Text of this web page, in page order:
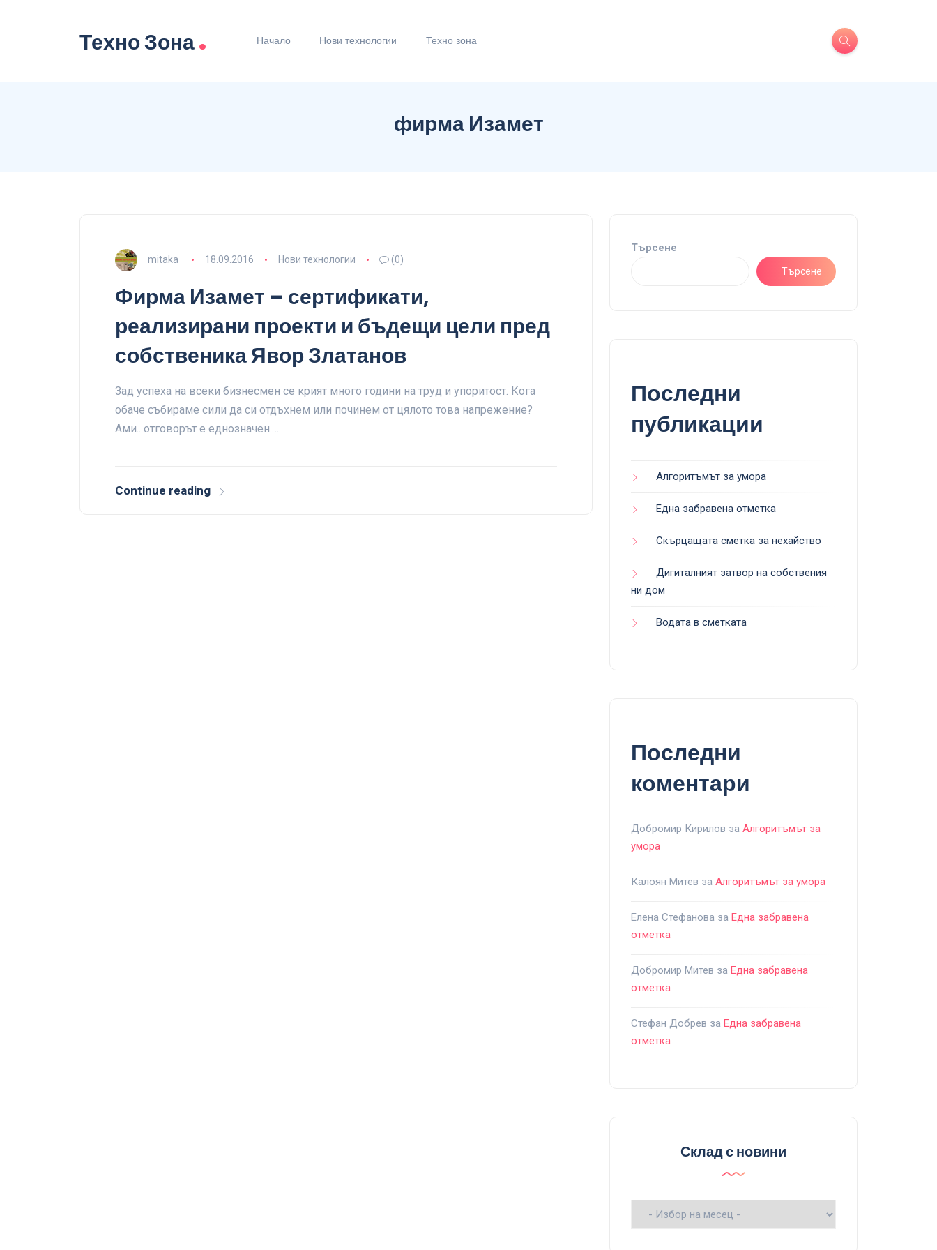
Техно Зона. Начало Нови технологии Техно зона
фирма Изамет
mitaka 18.09.2016 Нови технологии (0)
Фирма Изамет – сертификати,
реализирани проекти и бъдещи цели пред
собственика Явор Златанов
Зад успеха на всеки бизнесмен се крият много години на труд и упоритост. Кога
обаче събираме сили да си отдъхнем или починем от цялото това напрежение?
Ами.. отговорът е еднозначен.…
Continue reading
Търсене
Търсене
Последни
публикации
Алгоритъмът за умора
Една забравена отметка
Скърцащата сметка за нехайство
Дигиталният затвор на собствения
ни дом
Водата в сметката
Последни
коментари
Добромир Кирилов за Алгоритъмът за
умора
Калоян Митев за Алгоритъмът за умора
Елена Стефанова за Една забравена
отметка
Добромир Митев за Една забравена
отметка
Стефан Добрев за Една забравена
отметка
Склад с новини
Склад